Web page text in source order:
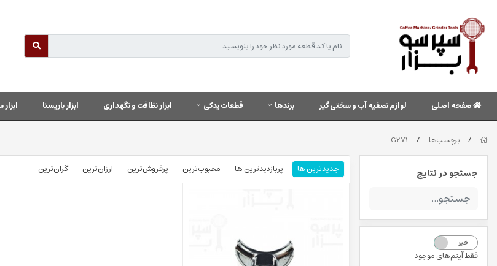
صفحه اصلی لوازم تصفیه آب و سختی گیر برندها قطعات یدکی ابزار نظافت و نگهداری ابزار باریستا
/ برچسب‌ها /
G271
جستجو در نتایج
خیر
فقط آیتم‌های موجود
جدیدترین ها پربازدیدترین ها محبوب‌‌ترین پرفروش‌ترین ارزان‌ترین گران‌ترین